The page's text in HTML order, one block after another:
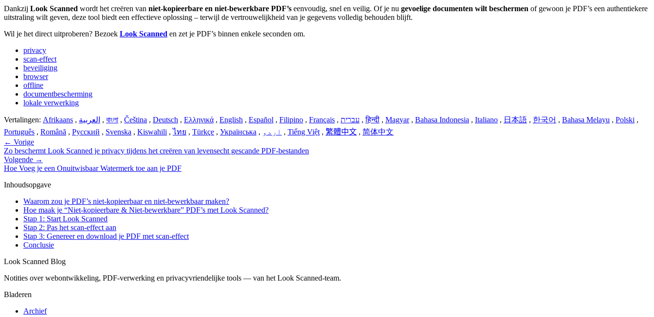
Dankzij Look Scanned wordt het creëren van niet-kopieerbare en niet-bewerkbare PDF’s eenvoudig, snel en veilig. Of je nu gevoelige documenten wilt beschermen of gewoon je PDF’s een authentiekere
uitstraling wilt geven, deze tool biedt een effectieve oplossing – terwijl de vertrouwelijkheid van je gegevens volledig behouden blijft.
Wil je het direct uitproberen? Bezoek Look Scanned en zet je PDF’s binnen enkele seconden om.
privacy
scan-effect
beveiliging
browser
offline
documentbescherming
lokale verwerking
Vertalingen: Afrikaans , العربية , বাংলা , Čeština , Deutsch , Ελληνικά , English , Español , Filipino , Français , עברית ,हिन्दी , Magyar , Bahasa Indonesia , Italiano , 日本語 , 한국어 , Bahasa Melayu , Polski ,
Português , Română , Русский , Svenska , Kiswahili ,ไทย , Türkçe , Українська , اردو , Tiếng Việt , 繁體中文 , 简体中文
← Vorige
Zo beschermt Look Scanned je privacy tijdens het creëren van levensecht gescande PDF-bestanden
Volgende →
Hoe Voeg je een Onuitwisbaar Watermerk toe aan je PDF
Inhoudsopgave
Waarom zou je PDF’s niet-kopieerbaar en niet-bewerkbaar maken?
Hoe maak je “Niet-kopieerbare & Niet-bewerkbare” PDF’s met Look Scanned?
Stap 1: Start Look Scanned
Stap 2: Pas het scan-effect aan
Stap 3: Genereer en download je PDF met scan-effect
Conclusie
Look Scanned Blog
Notities over webontwikkeling, PDF-verwerking en privacyvriendelijke tools — van het Look Scanned-team.
Bladeren
Archief